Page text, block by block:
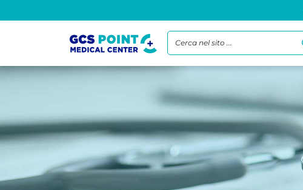
Cerca nel sito ...